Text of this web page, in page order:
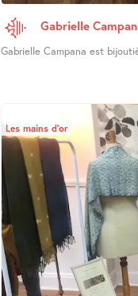
Gabrielle
Gabrielle Campana est
Les mains d’or